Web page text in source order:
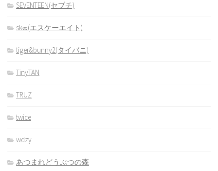
SEVENTEEN(セブチ)
sk∞(エスケーエイト)
tiger&bunny2(タイバニ)
TinyTAN
TRUZ
twice
wdzy
あつまれどうぶつの森